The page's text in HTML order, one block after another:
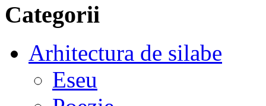
Categorii
Arhitectura de silabe
Eseu